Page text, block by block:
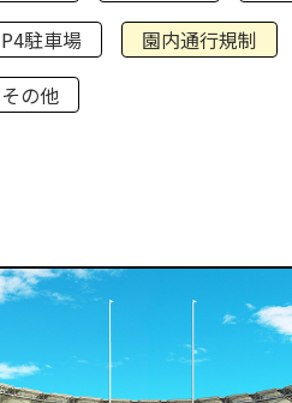
P4駐車場
園内通行規制
その他